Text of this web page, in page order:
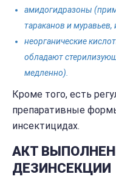
амидогидразоны
тараканов и
неорганические
обладают
медленно).
Кроме того, есть
препаративные
инсектицидах.
АКТ
ДЕЗИНСЕКЦИИ